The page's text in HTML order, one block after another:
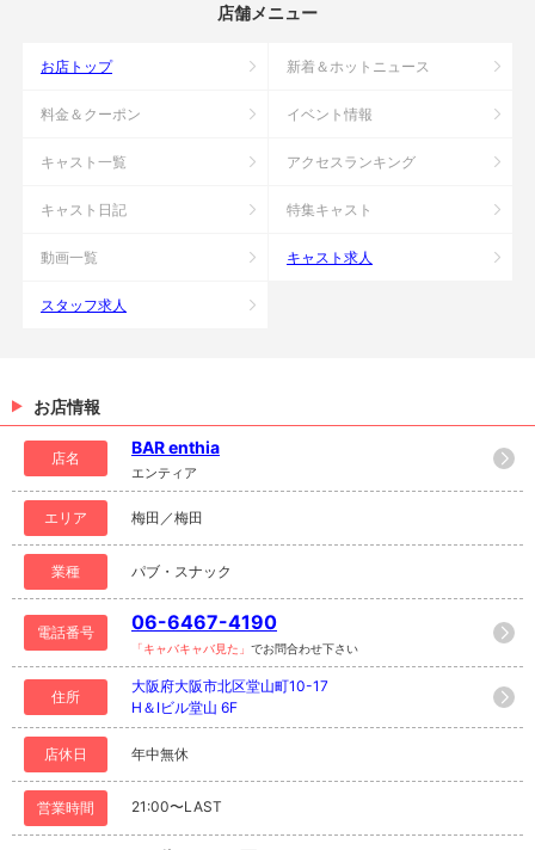
店舗メニュー
お店トップ 新着＆ホットニュース
料金＆クーポン イベント情報
キャスト一覧 アクセスランキング
キャスト日記 特集キャスト
動画一覧 キャスト求人
スタッフ求人
お店情報
店名
BAR enthia
エンティア
エリア 梅田／梅田
業種 パブ・スナック
電話番号 06-6467-4190
「キャバキャバ見た」 でお問合わせ下さい
住所
大阪府大阪市北区堂山町10-17
H＆Iビル堂山 6F
店休日 年中無休
営業時間 21:00〜LAST